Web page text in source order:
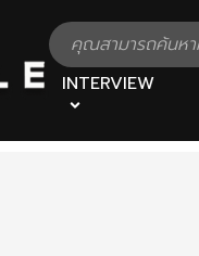
INTERVIEW